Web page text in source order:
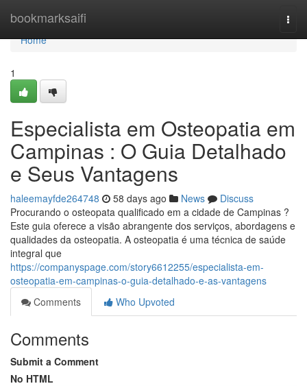
bookmarksaifi
Home
Home
1
Especialista em Osteopatia em
Campinas : O Guia Detalhado
e Seus Vantagens
haleemayfde264748 58 days ago News
Discuss
Procurando o osteopata qualificado em a cidade de Campinas ?
Este guia oferece a visão abrangente dos serviços, abordagens e
qualidades da osteopatia. A osteopatia é uma técnica de saúde
integral que
https://companyspage.com/story6612255/especialista-em-
osteopatia-em-campinas-o-guia-detalhado-e-as-vantagens
Comments
Who Upvoted
Comments
Submit a Comment
No HTML